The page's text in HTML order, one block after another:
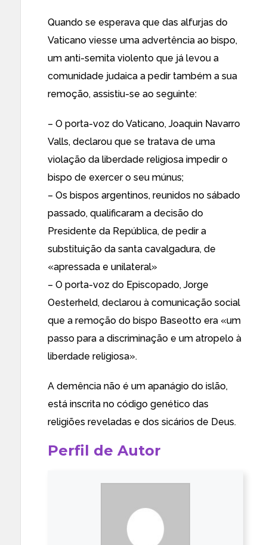
Quando se esperava que das alfurjas do
Vaticano viesse uma advertência ao bispo,
um anti-semita violento que já levou a
comunidade judaica a pedir também a sua
remoção, assistiu-se ao seguinte:
– O porta-voz do Vaticano, Joaquin Navarro
Valls, declarou que se tratava de uma
violação da liberdade religiosa impedir o
bispo de exercer o seu múnus;
– Os bispos argentinos, reunidos no sábado
passado, qualificaram a decisão do
Presidente da República, de pedir a
substituição da santa cavalgadura, de
«apressada e unilateral»
– O porta-voz do Episcopado, Jorge
Oesterheld, declarou à comunicação social
que a remoção do bispo Baseotto era «um
passo para a discriminação e um atropelo à
liberdade religiosa».
A demência não é um apanágio do islão,
está inscrita no código genético das
religiões reveladas e dos sicários de Deus.
Perfil de Autor